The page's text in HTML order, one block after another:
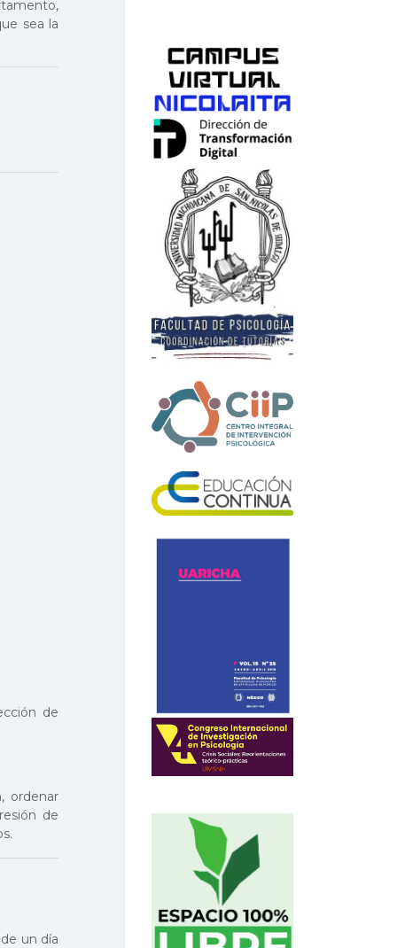
sea la
de
ordenar
de
un día